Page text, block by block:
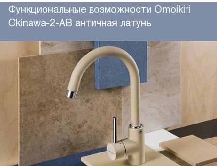
Функциональные возможности Omoikiri
Okinawa-2-AB античная латунь